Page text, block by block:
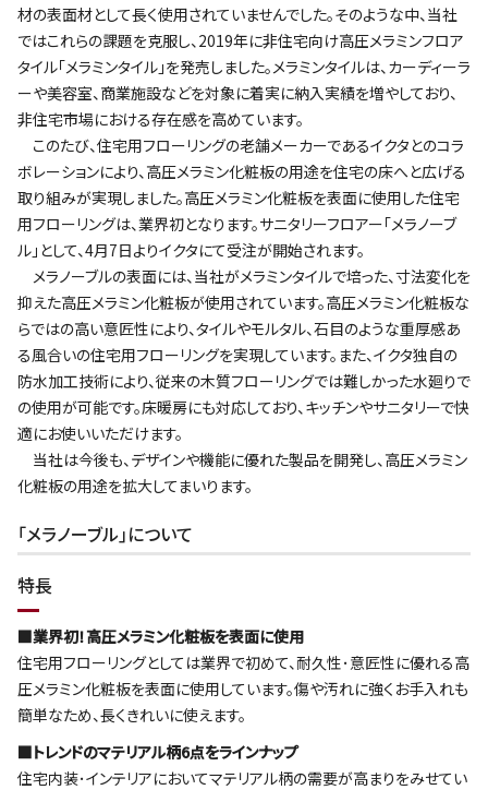
材の表面材として長く使用されていませんでした。そのような中、当社
ではこれらの課題を克服し、2019年に非住宅向け高圧メラミンフロア
タイル｢メラミンタイル｣を発売しました。メラミンタイルは、カーディーラ
ーや美容室、商業施設などを対象に着実に納入実績を増やしており、
非住宅市場における存在感を高めています。
このたび、住宅用フローリングの老舗メーカーであるイクタとのコラ
ボレーションにより、高圧メラミン化粧板の用途を住宅の床へと広げる
取り組みが実現しました。高圧メラミン化粧板を表面に使用した住宅
用フローリングは、業界初となります。サニタリーフロアー｢メラノーブ
ル｣として、4月7日よりイクタにて受注が開始されます。
メラノーブルの表面には、当社がメラミンタイルで培った、寸法変化を
抑えた高圧メラミン化粧板が使用されています。高圧メラミン化粧板な
らではの高い意匠性により、タイルやモルタル、石目のような重厚感あ
る風合いの住宅用フローリングを実現しています。また、イクタ独自の
防水加工技術により、従来の木質フローリングでは難しかった水廻りで
の使用が可能です。床暖房にも対応しており、キッチンやサニタリーで快
適にお使いいただけます。
当社は今後も、デザインや機能に優れた製品を開発し、高圧メラミン
化粧板の用途を拡大してまいります。
｢メラノーブル｣について
特長
■業界初！高圧メラミン化粧板を表面に使用
住宅用フローリングとしては業界で初めて、耐久性･意匠性に優れる高
圧メラミン化粧板を表面に使用しています。傷や汚れに強くお手入れも
簡単なため、長くきれいに使えます。
■トレンドのマテリアル柄6点をラインナップ
住宅内装･インテリアにおいてマテリアル柄の需要が高まりをみせてい